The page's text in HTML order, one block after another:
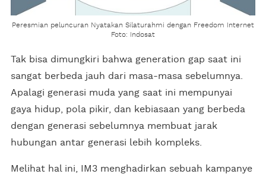
Peresmian peluncuran Nyatakan Silaturahmi dengan Freedom Internet
Foto: Indosat
Tak bisa dimungkiri bahwa generation gap saat ini
sangat berbeda jauh dari masa-masa sebelumnya.
Apalagi generasi muda yang saat ini mempunyai
gaya hidup, pola pikir, dan kebiasaan yang berbeda
dengan generasi sebelumnya membuat jarak
hubungan antar generasi lebih kompleks.
Melihat hal ini, IM3 menghadirkan sebuah kampanye